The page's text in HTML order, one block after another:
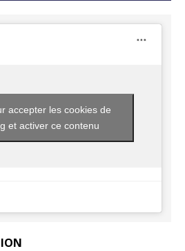
accepter les cookies de
et activer ce contenu